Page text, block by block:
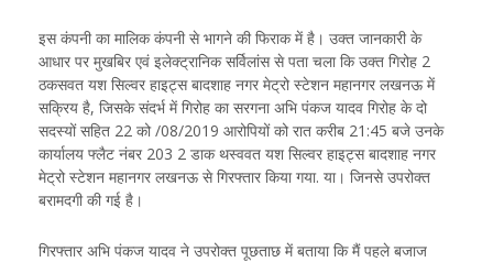
इस कंपनी का मालिक कंपनी से भागने की फिराक में है। उक्त जानकारी के
आधार पर मुखबिर एवं इलेक्ट्रानिक सर्विलांस से पता चला कि उक्त गिरोह 2
ठकसवत यश सिल्वर हाइट्स बादशाह नगर मेट्रो स्टेशन महानगर लखनऊ में
सक्रिय है, जिसके संदर्भ में गिरोह का सरगना अभि पंकज यादव गिरोह के दो
सदस्यों सहित 22 को /08/2019 आरोपियों को रात करीब 21:45 बजे उनके
कार्यालय फ्लैट नंबर 203 2 डाक थस्ववत यश सिल्वर हाइट्स बादशाह नगर
मेट्रो स्टेशन महानगर लखनऊ से गिरफ्तार किया गया. या। जिनसे उपरोक्त
बरामदगी की गई है।
गिरफ्तार अभि पंकज यादव ने उपरोक्त पूछताछ में बताया कि मैं पहले बजाज